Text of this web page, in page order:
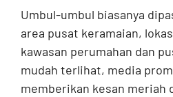
Umbul-umbul biasanya
area pusat keramaian,
kawasan perumahan dan
mudah terlihat, media
memberikan kesan meriah